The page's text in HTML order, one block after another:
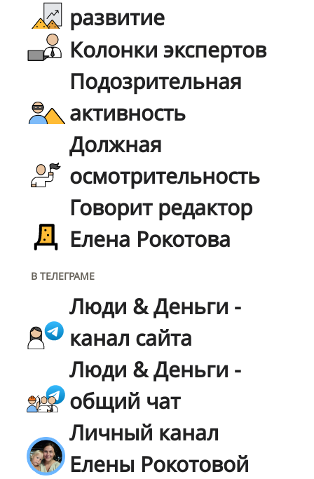
развитие
Колонки экспертов
Подозрительная
активность
Должная
осмотрительность
Говорит редактор
Елена Рокотова
В ТЕЛЕГРАМЕ
Люди & Деньги -
канал сайта
Люди & Деньги -
общий чат
Личный канал
Елены Рокотовой